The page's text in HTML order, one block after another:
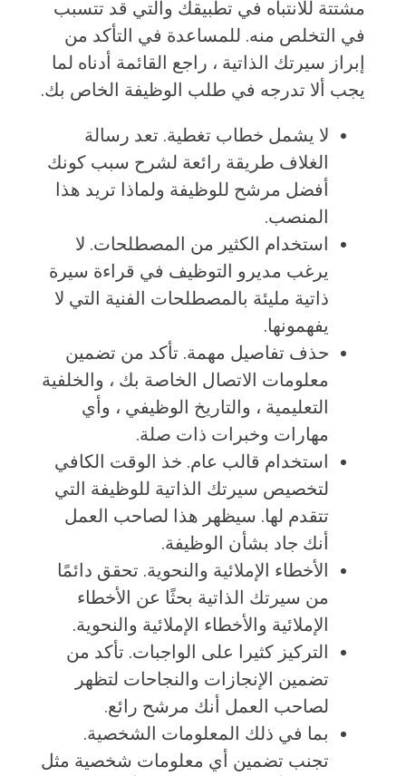
مشتتة للانتباه في تطبيقك والتي قد تتسبب
في التخلص منه. للمساعدة في التأكد من
إبراز سيرتك الذاتية ، راجع القائمة أدناه لما
يجب ألا تدرجه في طلب الوظيفة الخاص بك.
لا يشمل خطاب تغطية. تعد رسالة
الغلاف طريقة رائعة لشرح سبب كونك
أفضل مرشح للوظيفة ولماذا تريد هذا
المنصب.
استخدام الكثير من المصطلحات. لا
يرغب مديرو التوظيف في قراءة سيرة
ذاتية مليئة بالمصطلحات الفنية التي لا
يفهمونها.
حذف تفاصيل مهمة. تأكد من تضمين
معلومات الاتصال الخاصة بك ، والخلفية
التعليمية ، والتاريخ الوظيفي ، وأي
مهارات وخبرات ذات صلة.
استخدام قالب عام. خذ الوقت الكافي
لتخصيص سيرتك الذاتية للوظيفة التي
تتقدم لها. سيظهر هذا لصاحب العمل
أنك جاد بشأن الوظيفة.
الأخطاء الإملائية والنحوية. تحقق دائمًا
من سيرتك الذاتية بحثًا عن الأخطاء
الإملائية والأخطاء الإملائية والنحوية.
التركيز كثيرا على الواجبات. تأكد من
تضمين الإنجازات والنجاحات لتظهر
لصاحب العمل أنك مرشح رائع.
بما في ذلك المعلومات الشخصية.
تجنب تضمين أي معلومات شخصية مثل